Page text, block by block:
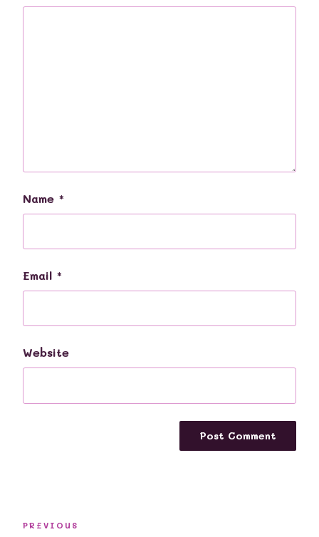
Name *
Email *
Website
Previous
PREVIOUS